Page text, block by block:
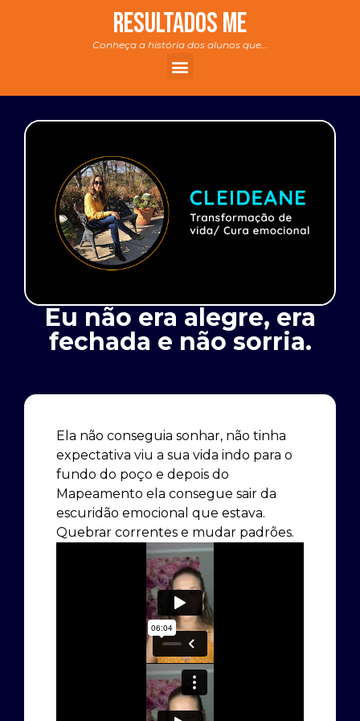
RESULTADOS ME
Conheça a história dos alunos que…
Eu não era alegre, era
fechada e não sorria.
Ela não conseguia sonhar, não tinha
expectativa viu a sua vida indo para o
fundo do poço e depois do
Mapeamento ela consegue sair da
escuridão emocional que estava.
Quebrar correntes e mudar padrões.